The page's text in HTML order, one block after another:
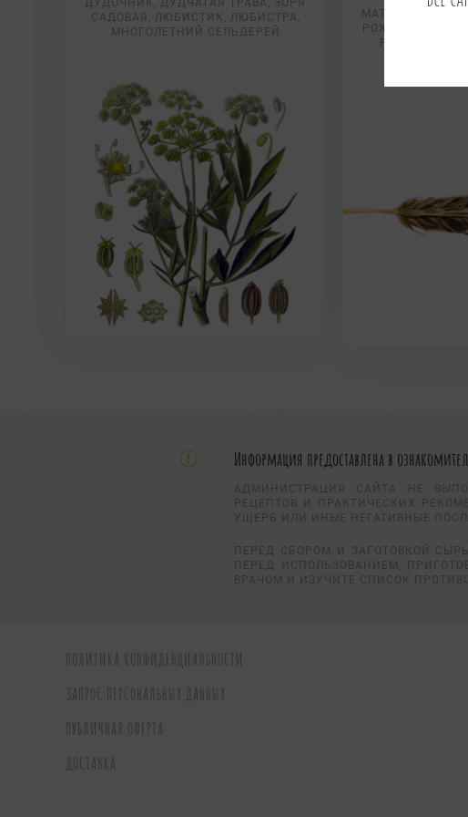
ДУДОЧНИК, ДУДЧАТАЯ ТРАВА, ЗОРЯ
САДОВАЯ, ЛЮБИСТИК, ЛЮБИСТРА,
МНОГОЛЕТНИЙ СЕЛЬДЕРЕЙ
МАТОЧНЫЕ
РОЖКИ ЖИТНЫ,
РЖАНЕЦ,
Информация предоставлена в
АДМИНИСТРАЦИЯ САЙТА НЕ
РЕЦЕПТОВ И ПРАКТИЧЕСКИХ
УЩЕРБ ИЛИ ИНЫЕ НЕГАТИВНЫЕ
ПЕРЕД СБОРОМ И ЗАГОТОВКОЙ
ПЕРЕД ИСПОЛЬЗОВАНИЕМ,
ВРАЧОМ И ИЗУЧИТЕ СПИСОК
ПОЛИТИКА КОНФИДЕНЦИАЛЬНОСТИ
ЗАПРОС ПЕРСОНАЛЬНЫХ ДАННЫХ
ПУБЛИЧНАЯ ОФЕРТА
ДОСТАВКА